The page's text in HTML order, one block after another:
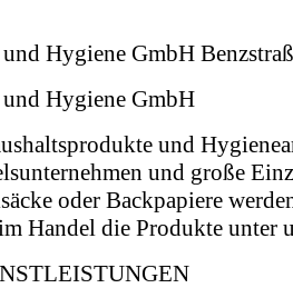
Hygiene GmbH
Hygiene GmbH
und
und große
oder Backpapiere
Handel die Produkte unter